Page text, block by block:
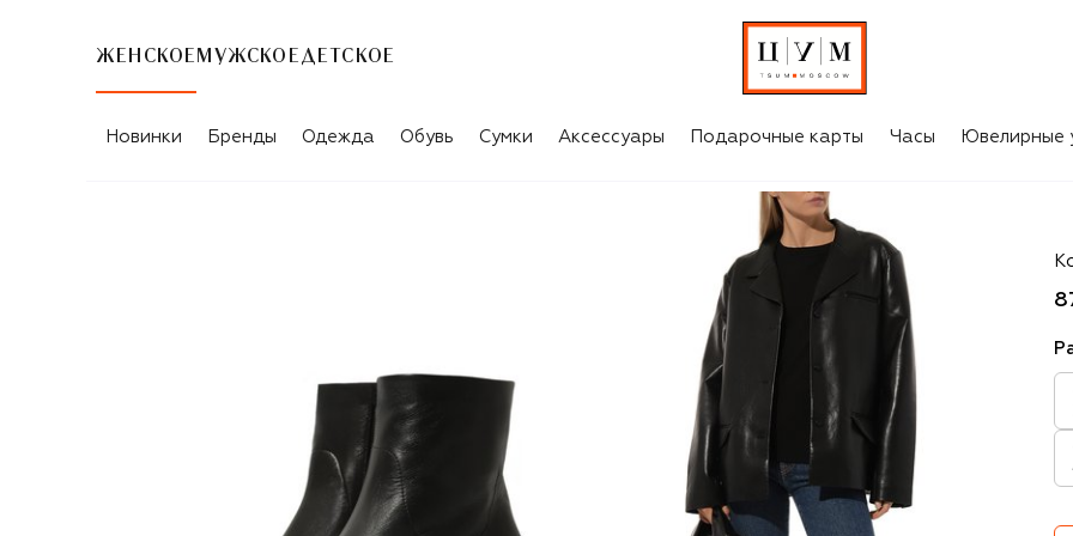
ЖЕНСКОЕ МУЖСКОЕ ДЕТСКОЕ
Новинки Бренды Одежда Обувь Сумки Аксессуары Подарочные карты Часы Ювелирные